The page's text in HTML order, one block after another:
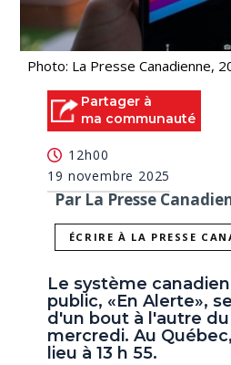
Photo: La Presse Canadienne,
Partager à
ma communauté
12h00
19 novembre 2025
Par La Presse
ÉCRIRE À LA PRESSE
Le système
public, «En Alerte»,
d'un bout à l'autre du
mercredi. Au
lieu à 13 h 55.